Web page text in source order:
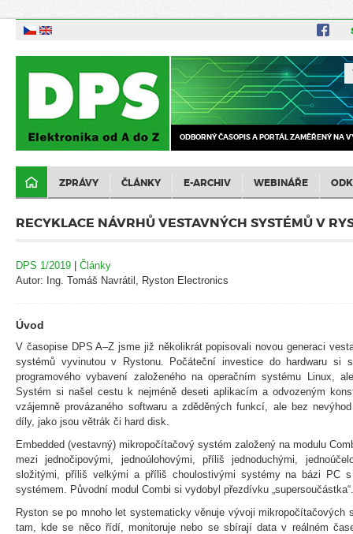
ODBORNÝ ČASOPIS A PORTÁL ZAMĚŘENÝ NA
ZPRÁVY ČLÁNKY E-ARCHIV WEBINÁŘE
RECYKLACE NÁVRHŮ VESTAVNÝCH SYSTÉMŮ V
DPS 1/2019 | Články
Autor: Ing. Tomáš Navrátil, Ryston Electronics
Úvod
V časopise DPS A–Z jsme již několikrát popisovali novou generaci
systémů vyvinutou v Rystonu. Počáteční investice do hardwaru si
programového vybavení založeného na operačním systému Linux,
Systém si našel cestu k nejméně deseti aplikacím a odvozeným
vzájemně provázaného softwaru a zděděných funkcí, ale bez
díly, jako jsou větrák či hard disk.
Embedded (vestavný) mikropočítačový systém založený na modulu
mezi jednočipovými, jednoúlohovými, příliš jednoduchými,
složitými, příliš velkými a příliš choulostivými systémy na bázi PC s
systémem. Původní modul Combi si vydobyl přezdívku „supersoučástka“.
Ryston se po mnoho let systematicky věnuje vývoji mikropočítačových
tam, kde se něco řídí, monitoruje nebo se sbírají data v reálném